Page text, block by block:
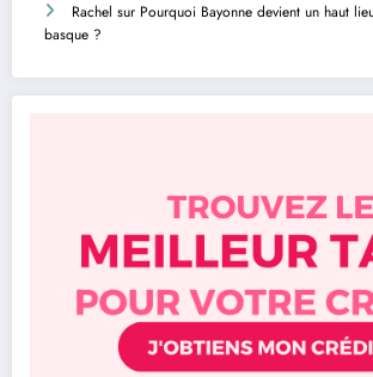
Rachel sur Pourquoi Bayonne devient un haut
basque ?